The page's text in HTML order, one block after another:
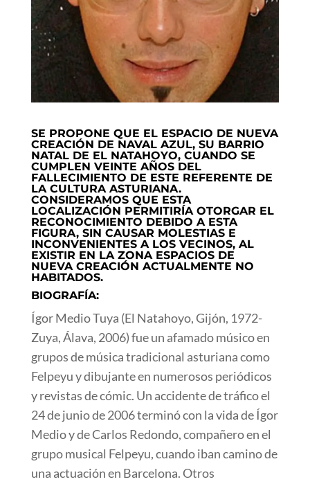
SE PROPONE QUE EL ESPACIO DE NUEVA
CREACIÓN DE NAVAL AZUL, SU BARRIO
NATAL DE EL NATAHOYO, CUANDO SE
CUMPLEN VEINTE AÑOS DEL
FALLECIMIENTO DE ESTE REFERENTE DE
LA CULTURA ASTURIANA.
CONSIDERAMOS QUE ESTA
LOCALIZACIÓN PERMITIRÍA OTORGAR EL
RECONOCIMIENTO DEBIDO A ESTA
FIGURA, SIN CAUSAR MOLESTIAS E
INCONVENIENTES A LOS VECINOS, AL
EXISTIR EN LA ZONA ESPACIOS DE
NUEVA CREACIÓN ACTUALMENTE NO
HABITADOS.
BIOGRAFÍA:
Ígor Medio Tuya (El Natahoyo, Gijón, 1972-
Zuya, Álava, 2006) fue un afamado músico en
grupos de música tradicional asturiana como
Felpeyu y dibujante en numerosos periódicos
y revistas de cómic. Un accidente de tráfico el
24 de junio de 2006 terminó con la vida de Ígor
Medio y de Carlos Redondo, compañero en el
grupo musical Felpeyu, cuando iban camino de
una actuación en Barcelona. Otros